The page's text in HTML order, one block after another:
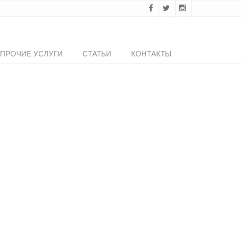
ПРОЧИЕ УСЛУГИ СТАТЬИ КОНТАКТЫ